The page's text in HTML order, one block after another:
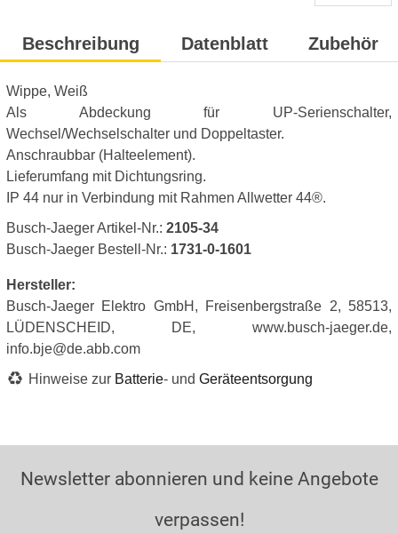
Beschreibung Datenblatt Zubehör
Wippe, Weiß
Als Abdeckung für UP-Serienschalter,
Wechsel/Wechselschalter und Doppeltaster.
Anschraubbar (Halteelement).
Lieferumfang mit Dichtungsring.
IP 44 nur in Verbindung mit Rahmen Allwetter 44®.
Busch-Jaeger Artikel-Nr.: 2105-34
Busch-Jaeger Bestell-Nr.: 1731-0-1601
Hersteller:
Busch-Jaeger Elektro GmbH, Freisenbergstraße 2, 58513,
LÜDENSCHEID, DE, www.busch-jaeger.de,
info.bje@de.abb.com
Hinweise zur Batterie- und Geräteentsorgung
Newsletter abonnieren und keine Angebote
verpassen!